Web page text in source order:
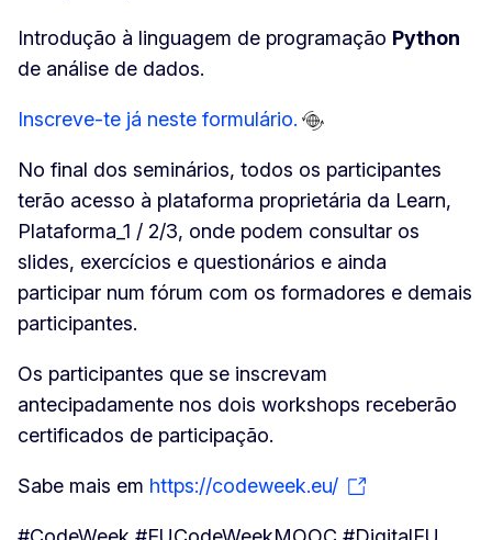
Introdução à linguagem de programação Python
de análise de dados.
Inscreve-te já neste formulário.
No final dos seminários, todos os participantes
terão acesso à plataforma proprietária da Learn,
Plataforma_1 / 2/3, onde podem consultar os
slides, exercícios e questionários e ainda
participar num fórum com os formadores e demais
participantes.
Os participantes que se inscrevam
antecipadamente nos dois workshops receberão
certificados de participação.
Sabe mais em https://codeweek.eu/